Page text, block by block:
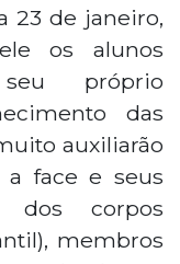
23 de janeiro,
os alunos
próprio
das
auxiliarão
a face e seus
dos corpos
membros